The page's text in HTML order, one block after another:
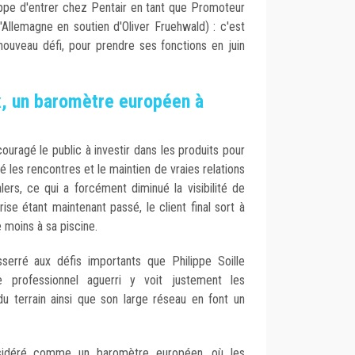
d'entrer chez Pentair en tant que Promoteur
en soutien d'Oliver Fruehwald) : c'est
défi, pour prendre ses fonctions en juin
un baromètre européen à
le public à investir dans les produits pour
les rencontres et le maintien de vraies relations
ce qui a forcément diminué la visibilité de
étant maintenant passé, le client final sort à
à sa piscine.
aux défis importants que Philippe Soille
aguerri y voit justement les
terrain ainsi que son large réseau en font un